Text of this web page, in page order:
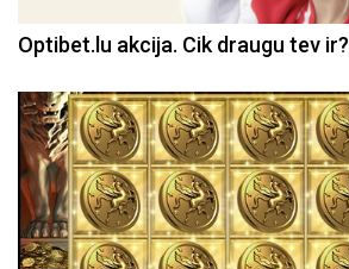
Optibet.lu akcija. Cik draugu tev ir?